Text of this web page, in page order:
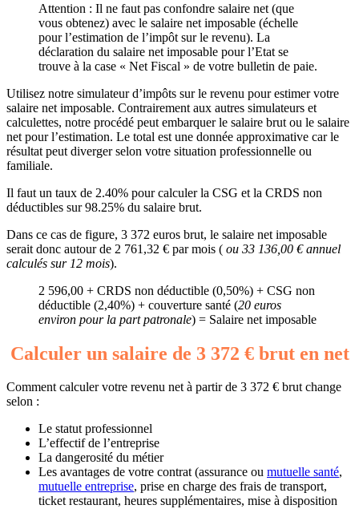
Attention : Il ne faut pas confondre salaire net (que
vous obtenez) avec le salaire net imposable (échelle
pour l’estimation de l’impôt sur le revenu). La
déclaration du salaire net imposable pour l’Etat se
trouve à la case « Net Fiscal » de votre bulletin de paie.
Utilisez notre simulateur d’impôts sur le revenu pour estimer votre
salaire net imposable. Contrairement aux autres simulateurs et
calculettes, notre procédé peut embarquer le salaire brut ou le salaire
net pour l’estimation. Le total est une donnée approximative car le
résultat peut diverger selon votre situation professionnelle ou
familiale.
Il faut un taux de 2.40% pour calculer la CSG et la CRDS non
déductibles sur 98.25% du salaire brut.
Dans ce cas de figure, 3 372 euros brut, le salaire net imposable
serait donc autour de 2 761,32 € par mois ( ou 33 136,00 € annuel
calculés sur 12 mois).
2 596,00 + CRDS non déductible (0,50%) + CSG non
déductible (2,40%) + couverture santé (20 euros
environ pour la part patronale) = Salaire net imposable
Calculer un salaire de 3 372 € brut en net
Comment calculer votre revenu net à partir de 3 372 € brut change
selon :
Le statut professionnel
L’effectif de l’entreprise
La dangerosité du métier
Les avantages de votre contrat (assurance ou mutuelle santé,
mutuelle entreprise, prise en charge des frais de transport,
ticket restaurant, heures supplémentaires, mise à disposition